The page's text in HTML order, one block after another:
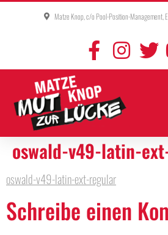
Matze Knop, c/o Pool-Position-Management,
oswald-v49-latin-
oswald-v49-latin-ext-regular
Schreibe einen